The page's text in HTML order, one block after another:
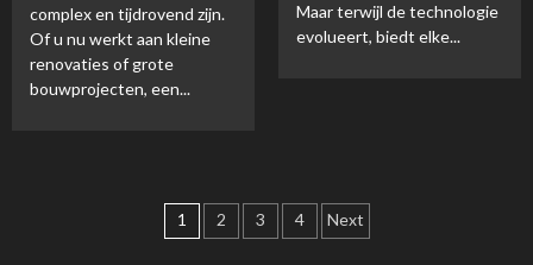
complex en tijdrovend zijn.
Of u nu werkt aan kleine
renovaties of grote
bouwprojecten, een...
Maar terwijl de technologie
evolueert, biedt elke...
Posts
1 2 3 4 Next